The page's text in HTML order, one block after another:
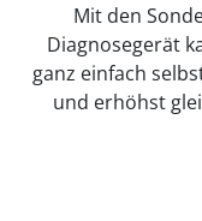
Mit den
Diagnosegerät
ganz einfach
und erhöhst